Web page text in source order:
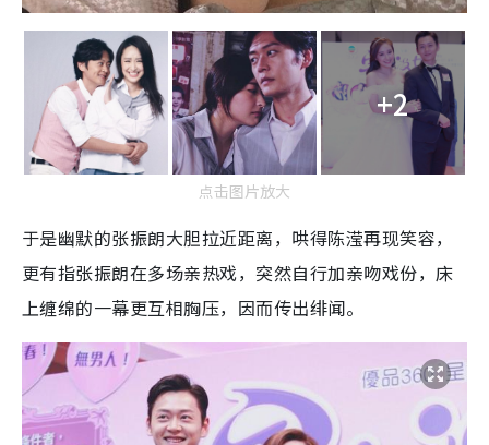
+2
点击图片放大
于是幽默的张振朗大胆拉近距离，哄得陈滢再现笑容，
更有指张振朗在多场亲热戏，突然自行加亲吻戏份，床
上缠绵的一幕更互相胸压，因而传出绯闻。